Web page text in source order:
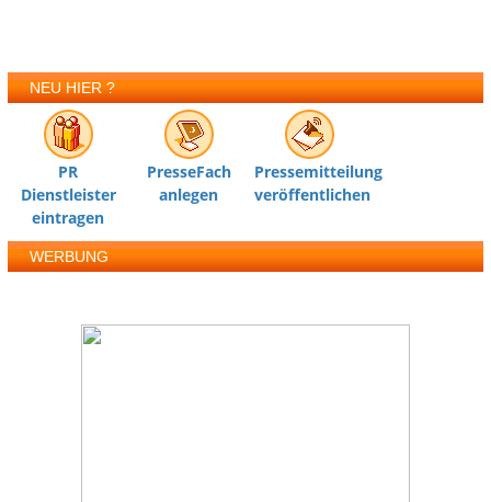
NEU HIER ?
PR
Dienstleister
eintragen
PresseFach
anlegen
Pressemitteilung
veröffentlichen
WERBUNG